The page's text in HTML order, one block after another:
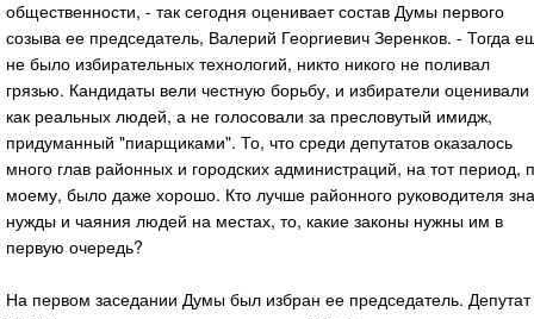
общественности, - так сегодня оценивает состав Думы первого
созыва ее председатель, Валерий Георгиевич Зеренков. - Тогда
не было избирательных технологий, никто никого не поливал
грязью. Кандидаты вели честную борьбу, и избиратели оценивали
как реальных людей, а не голосовали за пресловутый имидж,
придуманный "пиарщиками". То, что среди депутатов оказалось
много глав районных и городских администраций, на тот период,
моему, было даже хорошо. Кто лучше районного руководителя
нужды и чаяния людей на местах, то, какие законы нужны им в
первую очередь?
На первом заседании Думы был избран ее председатель. Депутат